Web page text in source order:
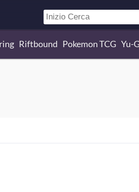
Riftbound Pokemon TCG Yu-